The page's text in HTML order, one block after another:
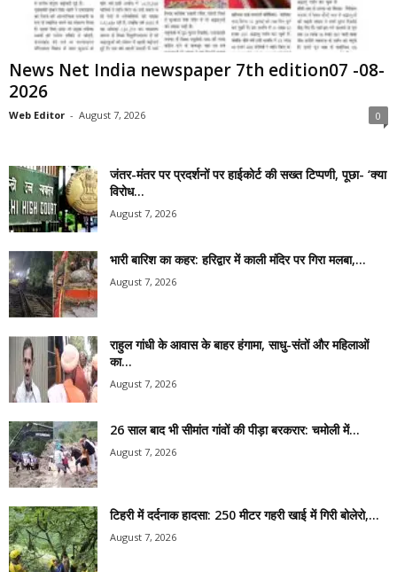
News Net India newspaper 7th edition07 -08-
2026
Web Editor - August 7, 2026 0
जंतर-मंतर पर प्रदर्शनों पर हाईकोर्ट की सख्त टिप्पणी, पूछा- ‘क्या
विरोध...
August 7, 2026
भारी बारिश का कहर: हरिद्वार में काली मंदिर पर गिरा मलबा,...
August 7, 2026
राहुल गांधी के आवास के बाहर हंगामा, साधु-संतों और महिलाओं
का...
August 7, 2026
26 साल बाद भी सीमांत गांवों की पीड़ा बरकरार: चमोली में...
August 7, 2026
टिहरी में दर्दनाक हादसा: 250 मीटर गहरी खाई में गिरी बोलेरो,...
August 7, 2026